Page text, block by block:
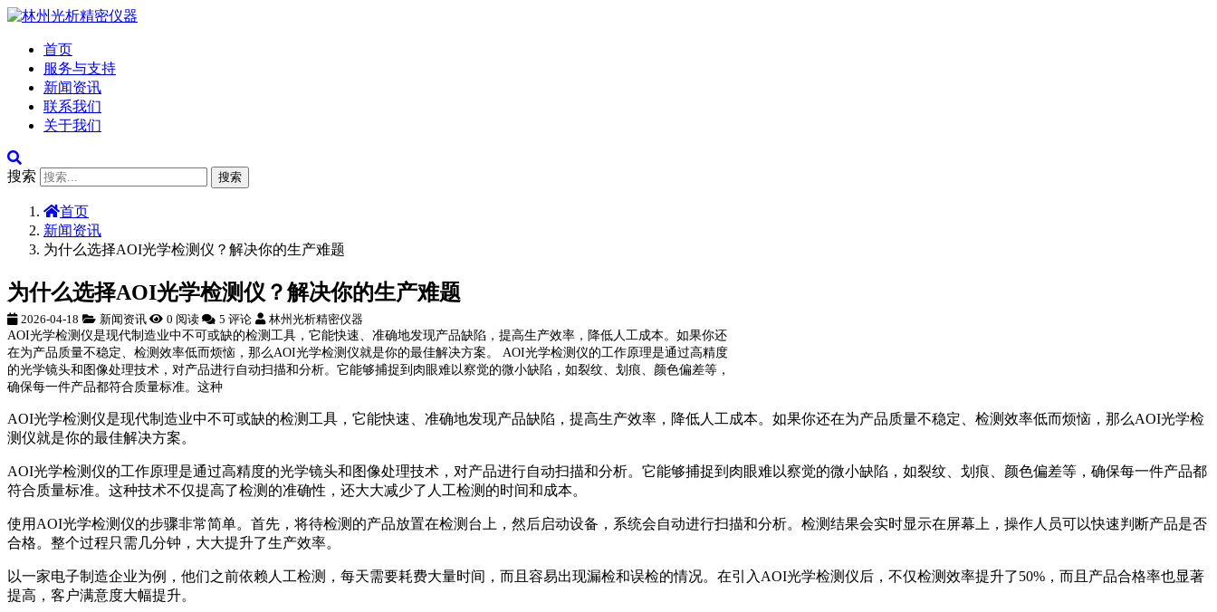
首页
服务与支持
新闻资讯
联系我们
关于我们
搜索 搜索
首页
新闻资讯
为什么选择AOI光学检测仪？解决你的生产难题
为什么选择AOI光学检测仪？解决你的生产难题
2026-04-18 新闻资讯 0 阅读 5 评论 林州光析精密仪器
AOI光学检测仪是现代制造业中不可或缺的检测工具，它能快速、准确地发现产品缺陷，提高生产效率，降低人工成本。如果你还
在为产品质量不稳定、检测效率低而烦恼，那么AOI光学检测仪就是你的最佳解决方案。 AOI光学检测仪的工作原理是通过高精度
的光学镜头和图像处理技术，对产品进行自动扫描和分析。它能够捕捉到肉眼难以察觉的微小缺陷，如裂纹、划痕、颜色偏差等，
确保每一件产品都符合质量标准。这种
AOI光学检测仪是现代制造业中不可或缺的检测工具，它能快速、准确地发现产品缺陷，提高生产效率，降低人工成本。如果你还在为产品质量不稳定、检测效率低而烦恼，那么AOI光学检
测仪就是你的最佳解决方案。
AOI光学检测仪的工作原理是通过高精度的光学镜头和图像处理技术，对产品进行自动扫描和分析。它能够捕捉到肉眼难以察觉的微小缺陷，如裂纹、划痕、颜色偏差等，确保每一件产品都
符合质量标准。这种技术不仅提高了检测的准确性，还大大减少了人工检测的时间和成本。
使用AOI光学检测仪的步骤非常简单。首先，将待检测的产品放置在检测台上，然后启动设备，系统会自动进行扫描和分析。检测结果会实时显示在屏幕上，操作人员可以快速判断产品是否
合格。整个过程只需几分钟，大大提升了生产效率。
以一家电子制造企业为例，他们之前依赖人工检测，每天需要耗费大量时间，而且容易出现漏检和误检的情况。在引入AOI光学检测仪后，不仅检测效率提升了50%，而且产品合格率也显著
提高，客户满意度大幅提升。